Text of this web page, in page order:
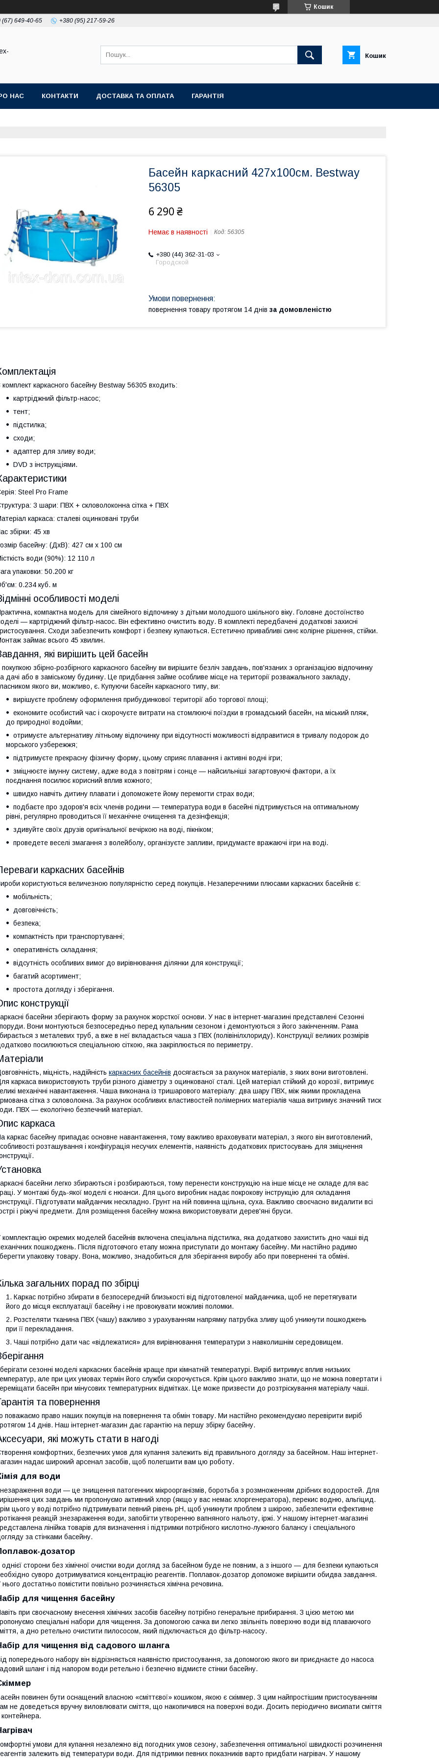
Кошик
(67) 649-40-65 +380 (95) 217-59-26
Кошик
НАС КОНТАКТИ ДОСТАВКА ТА ОПЛАТА ГАРАНТІЯ
Басейн каркасний 427х100см. Bestway
56305
6 290 ₴
Немає в наявності Код: 56305
+380 (44) 362-31-03
Городской
повернення товару протягом 14 днів за домовленістю
комплект каркасного басейну Bestway 56305 входить:
картріджний фільтр-насос;
тент;
підстилка;
сходи;
адаптер для зливу води;
DVD з інструкціями.
Steel Pro Frame
3 шари: ПВХ + скловолоконна сітка + ПВХ
каркаса: сталеві оцинковані труби
збірки: 45 хв
басейну: (ДхВ): 427 см х 100 см
води (90%): 12 110 л
упаковки: 50.200 кг
0.234 куб. м
особливості моделі
компактна модель для сімейного відпочинку з дітьми молодшого шкільного віку. Головне достоїнство
— картріджний фільтр-насос. Він ефективно очистить воду. В комплекті передбачені додаткові захисні
Сходи забезпечить комфорт і безпеку купаються. Естетично привабливі синє колірне рішення, стійки.
займає всього 45 хвилин.
які вирішить цей басейн
покупкою збірно-розбірного каркасного басейну ви вирішите безліч завдань, пов'язаних з організацією відпочинку
дачі або в заміському будинку. Це придбання займе особливе місце на території розважального закладу,
якого ви, можливо, є. Купуючи басейн каркасного типу, ви:
вирішуєте проблему оформлення прибудинкової території або торгової площі;
економите особистий час і скорочуєте витрати на стомлюючі поїздки в громадський басейн, на міський пляж,
до природної водойми;
отримуєте альтернативу літньому відпочинку при відсутності можливості відправитися в тривалу подорож до
морського узбережжя;
підтримуєте прекрасну фізичну форму, цьому сприяє плавання і активні водні ігри;
зміцнюєте імунну систему, адже вода з повітрям і сонце — найсильніші загартовуючі фактори, а їх
поєднання посилює корисний вплив кожного;
швидко навчіть дитину плавати і допоможете йому перемогти страх води;
подбаєте про здоров'я всіх членів родини — температура води в басейні підтримується на оптимальному
рівні, регулярно проводиться її механічне очищення та дезінфекція;
здивуйте своїх друзів оригінальної вечіркою на воді, пікніком;
проведете веселі змагання з волейболу, організуєте запливи, придумаєте вражаючі ігри на воді.
каркасних басейнів
користуються величезною популярністю серед покупців. Незаперечними плюсами каркасних басейнів є:
мобільність;
довговічність;
безпека;
компактність при транспортуванні;
оперативність складання;
відсутність особливих вимог до вирівнювання ділянки для конструкції;
багатий асортимент;
простота догляду і зберігання.
конструкції
басейни зберігають форму за рахунок жорсткої основи. У нас в інтернет-магазині представлені Сезонні
Вони монтуються безпосередньо перед купальним сезоном і демонтуються з його закінченням. Рама
з металевих труб, а вже в неї вкладається чаша з ПВХ (полівінілхлориду). Конструкції великих розмірів
посилюються спеціальною сіткою, яка закріплюється по периметру.
міцність, надійність каркасних басейнів досягається за рахунок матеріалів, з яких вони виготовлені.
каркаса використовують труби різного діаметру з оцинкованої сталі. Цей матеріал стійкий до корозії, витримує
механічні навантаження. Чаша виконана із тришарового матеріалу: два шару ПВХ, між якими прокладена
сітка з скловолокна. За рахунок особливих властивостей полімерних матеріалів чаша витримує значний тиск
ПВХ — екологічно безпечний матеріал.
каркаса
каркас басейну припадає основне навантаження, тому важливо враховувати матеріал, з якого він виготовлений,
розташування і конфігурація несучих елементів, наявність додаткових пристосувань для зміцнення
басейни легко збираються і розбираються, тому перенести конструкцію на інше місце не складе для вас
У монтажі будь-якої моделі є нюанси. Для цього виробник надає покрокову інструкцію для складання
Підготувати майданчик нескладно. Грунт на ній повинна щільна, суха. Важливо своєчасно видалити всі
і ріжучі предмети. Для розміщення басейну можна використовувати дерев'яні бруси.
комплектацію окремих моделей басейнів включена спеціальна підстилка, яка додатково захистить дно чаші від
пошкоджень. Після підготовчого етапу можна приступати до монтажу басейну. Ми настійно радимо
упаковку товару. Вона, можливо, знадобиться для зберігання виробу або при поверненні та обміні.
загальних порад по збірці
Каркас потрібно збирати в безпосередній близькості від підготовленої майданчика, щоб не перетягувати
його до місця експлуатації басейну і не провокувати можливі поломки.
Розстеляти тканина ПВХ (чашу) важливо з урахуванням напрямку патрубка зливу щоб уникнути пошкоджень
при її перекладання.
Чаші потрібно дати час «відлежатися» для вирівнювання температури з навколишнім середовищем.
сезонні моделі каркасних басейнів краще при кімнатній температурі. Виріб витримує вплив низьких
але при цих умовах термін його служби скорочується. Крім цього важливо знати, що не можна повертати і
басейн при мінусових температурних відмітках. Це може призвести до розтріскування матеріалу чаші.
та повернення
поважаємо право наших покупців на повернення та обмін товару. Ми настійно рекомендуємо перевірити виріб
14 днів. Наш інтернет-магазин дає гарантію на першу збірку басейну.
які можуть стати в нагоді
комфортних, безпечних умов для купання залежить від правильного догляду за басейном. Наш інтернет-
надає широкий арсенал засобів, щоб полегшити вам цю роботу.
для води
води — це знищення патогенних мікроорганізмів, боротьба з розмноженням дрібних водоростей. Для
цих завдань ми пропонуємо активний хлор (якщо у вас немає хлоргенератора), перекис водню, альгіцид.
цього у воді потрібно підтримувати певний рівень рН, щоб уникнути проблем з шкірою, забезпечити ефективне
реакцій знезараження води, запобігти утворенню вапняного нальоту, іржі. У нашому інтернет-магазині
лінійка товарів для визначення і підтримки потрібного кислотно-лужного балансу і спеціального
за стінками басейну.
дозатор
однієї сторони без хімічної очистки води догляд за басейном буде не повним, а з іншого — для безпеки купаються
суворо дотримуватися концентрацію реагентів. Поплавок-дозатор допоможе вирішити обидва завдання.
нього достатньо помістити повільно розчиняється хімічна речовина.
для чищення басейну
при своєчасному внесення хімічних засобів басейну потрібно генеральне прибирання. З цією метою ми
спеціальні набори для чищення. За допомогою сачка ви легко звільніть поверхню води від плаваючого
а дно ретельно очистити пилососом, який підключається до фільтр-насосу.
для чищення від садового шланга
попереднього набору він відрізняється наявністю пристосування, за допомогою якого ви приєднаєте до насоса
шланг і під напором води ретельно і безпечно відмиєте стінки басейну.
повинен бути оснащений власною «сміттєвої» кошиком, якою є скіммер. З цим найпростішим пристосуванням
не доведеться вручну виловлювати сміття, що накопичився на поверхні води. Досить періодично висипати сміття
контейнера.
умови для купання незалежно від погодних умов сезону, забезпечення оптимальної швидкості розчинення
залежить від температури води. Для підтримки певних показників варто придбати нагрівач. У нашому